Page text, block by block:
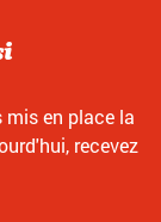
mis en place la
recevez